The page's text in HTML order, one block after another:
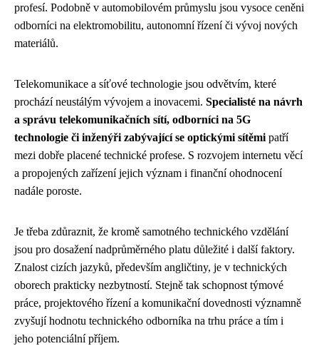
profesí. Podobně v automobilovém průmyslu jsou vysoce ceněni
odborníci na elektromobilitu, autonomní řízení či vývoj nových
materiálů.
Telekomunikace a síťové technologie jsou odvětvím, které
prochází neustálým vývojem a inovacemi. Specialisté na návrh
a správu telekomunikačních sítí, odborníci na 5G
technologie či inženýři zabývající se optickými sítěmi patří
mezi dobře placené technické profese. S rozvojem internetu věcí
a propojených zařízení jejich význam i finanční ohodnocení
nadále poroste.
Je třeba zdůraznit, že kromě samotného technického vzdělání
jsou pro dosažení nadprůměrného platu důležité i další faktory.
Znalost cizích jazyků, především angličtiny, je v technických
oborech prakticky nezbytností. Stejně tak schopnost týmové
práce, projektového řízení a komunikační dovednosti významně
zvyšují hodnotu technického odborníka na trhu práce a tím i
jeho potenciální příjem.